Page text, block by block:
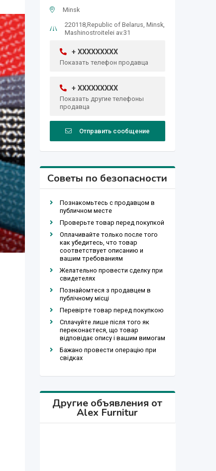
Minsk
220118,Republic of Belarus, Minsk,
Mashinostroitelei av.31
+ XXXXXXXXX
Показать телефон продавца
+ XXXXXXXXX
Показать другие телефоны
продавца
Отправить сообщение
Советы по безопасности
Познакомьтесь с продавцом в
публичном месте
Проверьте товар перед покупкой
Оплачивайте только после того
как убедитесь, что товар
соответствует описанию и
вашим требованиям
Желательно провести сделку при
свидетелях
Познайомтеся з продавцем в
публічному місці
Перевірте товар перед покупкою
Сплачуйте лише після того як
переконаєтеся, що товар
відповідає опису і вашим вимогам
Бажано провести операцію при
свідках
Другие объявления от
Alex Furnitur